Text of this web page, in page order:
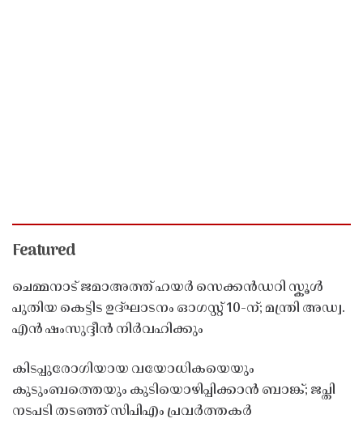
Featured
ചെമ്മനാട് ജമാഅത്ത് ഹയർ സെക്കൻഡറി സ്കൂൾ
പുതിയ കെട്ടിട ഉദ്ഘാടനം ഓഗസ്റ്റ് 10-ന്; മന്ത്രി അഡ്വ.
എൻ ഷംസുദ്ദീൻ നിർവഹിക്കും
കിടപ്പുരോഗിയായ വയോധികയെയും
കുടുംബത്തെയും കുടിയൊഴിപ്പിക്കാൻ ബാങ്ക്; ജപ്തി
നടപടി തടഞ്ഞ് സിപിഎം പ്രവർത്തകർ